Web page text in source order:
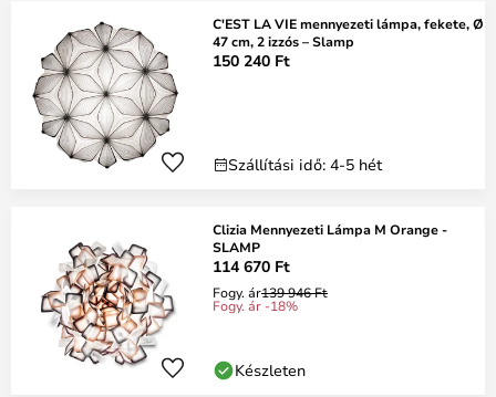
C'EST LA VIE mennyezeti lámpa, fekete, Ø
47 cm, 2 izzós – Slamp
150 240 Ft
Szállítási idő: 4-5 hét
Clizia Mennyezeti Lámpa M Orange -
SLAMP
114 670 Ft
Fogy. ár139 946 Ft
Fogy. ár -18%
Készleten